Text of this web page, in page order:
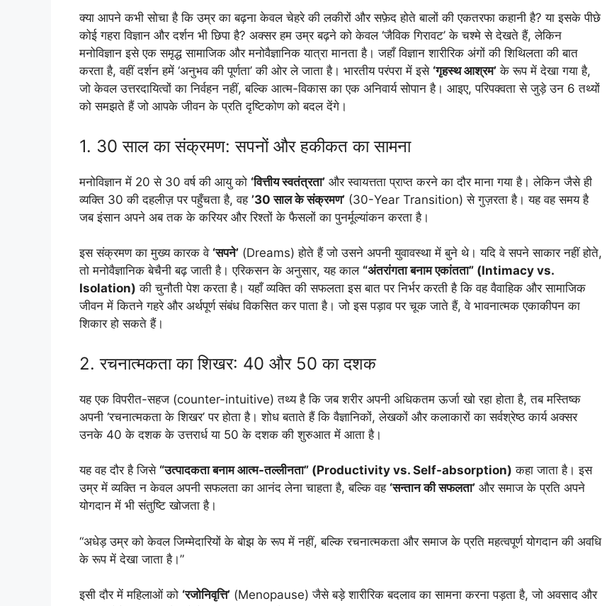
क्या आपने कभी सोचा है कि उम्र का बढ़ना केवल चेहरे की लकीरों और सफ़ेद होते बालों की एकतरफा कहानी है? या इसके पीछे
कोई गहरा विज्ञान और दर्शन भी छिपा है? अक्सर हम उम्र बढ़ने को केवल ‘जैविक गिरावट’ के चश्मे से देखते हैं, लेकिन
मनोविज्ञान इसे एक समृद्ध सामाजिक और मनोवैज्ञानिक यात्रा मानता है। जहाँ विज्ञान शारीरिक अंगों की शिथिलता की बात
करता है, वहीं दर्शन हमें ‘अनुभव की पूर्णता’ की ओर ले जाता है। भारतीय परंपरा में इसे ‘गृहस्थ आश्रम’ के रूप में देखा गया है,
जो केवल उत्तरदायित्वों का निर्वहन नहीं, बल्कि आत्म-विकास का एक अनिवार्य सोपान है। आइए, परिपक्वता से जुड़े उन 6 तथ्यों
को समझते हैं जो आपके जीवन के प्रति दृष्टिकोण को बदल देंगे।
1. 30 साल का संक्रमण: सपनों और हकीकत का सामना
मनोविज्ञान में 20 से 30 वर्ष की आयु को ‘वित्तीय स्वतंत्रता’ और स्वायत्तता प्राप्त करने का दौर माना गया है। लेकिन जैसे ही
व्यक्ति 30 की दहलीज़ पर पहुँचता है, वह ’30 साल के संक्रमण’ (30-Year Transition) से गुज़रता है। यह वह समय है
जब इंसान अपने अब तक के करियर और रिश्तों के फैसलों का पुनर्मूल्यांकन करता है।
इस संक्रमण का मुख्य कारक वे ‘सपने’ (Dreams) होते हैं जो उसने अपनी युवावस्था में बुने थे। यदि वे सपने साकार नहीं होते,
तो मनोवैज्ञानिक बेचैनी बढ़ जाती है। एरिकसन के अनुसार, यह काल “अंतरांगता बनाम एकांतता” (Intimacy vs.
Isolation) की चुनौती पेश करता है। यहाँ व्यक्ति की सफलता इस बात पर निर्भर करती है कि वह वैवाहिक और सामाजिक
जीवन में कितने गहरे और अर्थपूर्ण संबंध विकसित कर पाता है। जो इस पड़ाव पर चूक जाते हैं, वे भावनात्मक एकाकीपन का
शिकार हो सकते हैं।
2. रचनात्मकता का शिखर: 40 और 50 का दशक
यह एक विपरीत-सहज (counter-intuitive) तथ्य है कि जब शरीर अपनी अधिकतम ऊर्जा खो रहा होता है, तब मस्तिष्क
अपनी ‘रचनात्मकता के शिखर’ पर होता है। शोध बताते हैं कि वैज्ञानिकों, लेखकों और कलाकारों का सर्वश्रेष्ठ कार्य अक्सर
उनके 40 के दशक के उत्तरार्ध या 50 के दशक की शुरुआत में आता है।
यह वह दौर है जिसे “उत्पादकता बनाम आत्म-तल्लीनता” (Productivity vs. Self-absorption) कहा जाता है। इस
उम्र में व्यक्ति न केवल अपनी सफलता का आनंद लेना चाहता है, बल्कि वह ‘सन्तान की सफलता’ और समाज के प्रति अपने
योगदान में भी संतुष्टि खोजता है।
“अधेड़ उम्र को केवल जिम्मेदारियों के बोझ के रूप में नहीं, बल्कि रचनात्मकता और समाज के प्रति महत्वपूर्ण योगदान की अवधि
के रूप में देखा जाता है।”
इसी दौर में महिलाओं को ‘रजोनिवृत्ति’ (Menopause) जैसे बड़े शारीरिक बदलाव का सामना करना पड़ता है, जो अवसाद और